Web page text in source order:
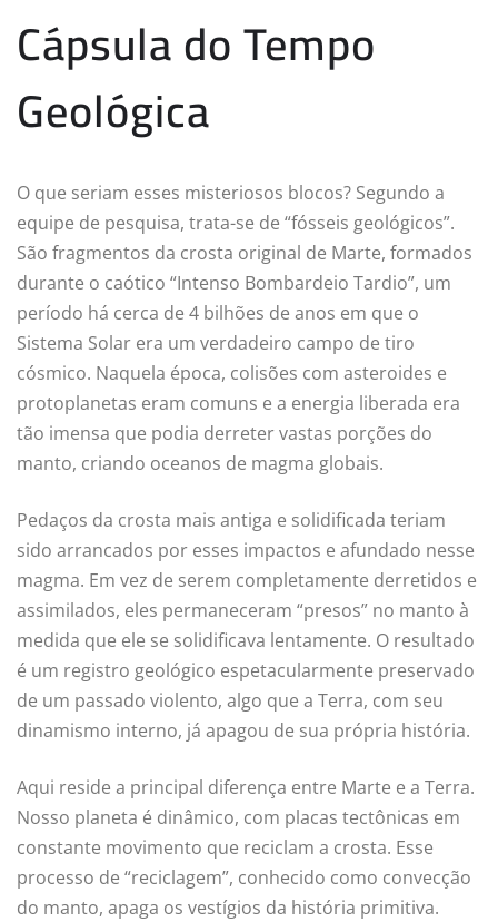
Cápsula do Tempo
Geológica
O que seriam esses misteriosos blocos? Segundo a
equipe de pesquisa, trata-se de “fósseis geológicos”.
São fragmentos da crosta original de Marte, formados
durante o caótico “Intenso Bombardeio Tardio”, um
período há cerca de 4 bilhões de anos em que o
Sistema Solar era um verdadeiro campo de tiro
cósmico. Naquela época, colisões com asteroides e
protoplanetas eram comuns e a energia liberada era
tão imensa que podia derreter vastas porções do
manto, criando oceanos de magma globais.
Pedaços da crosta mais antiga e solidificada teriam
sido arrancados por esses impactos e afundado nesse
magma. Em vez de serem completamente derretidos e
assimilados, eles permaneceram “presos” no manto à
medida que ele se solidificava lentamente. O resultado
é um registro geológico espetacularmente preservado
de um passado violento, algo que a Terra, com seu
dinamismo interno, já apagou de sua própria história.
Aqui reside a principal diferença entre Marte e a Terra.
Nosso planeta é dinâmico, com placas tectônicas em
constante movimento que reciclam a crosta. Esse
processo de “reciclagem”, conhecido como convecção
do manto, apaga os vestígios da história primitiva.